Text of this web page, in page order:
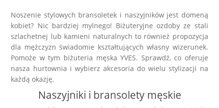
Noszenie stylowych bransoletek i naszyjników jest domeną
kobiet? Nic bardziej mylnego! Biżuteryjne ozdoby ze stali
szlachetnej lub kamieni naturalnych to również propozycja
dla mężczyzn świadomie kształtujących własny wizerunek.
Pomoże w tym biżuteria męska YVES. Sprawdź, co oferuje
nasza hurtownia i wybierz akcesoria do wielu stylizacji na
każdą okazję.
Naszyjniki i bransolety męskie